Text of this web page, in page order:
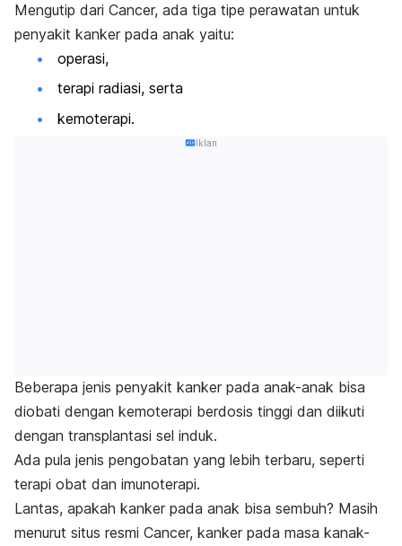
Mengutip dari Cancer, ada tiga tipe perawatan untuk
penyakit kanker pada anak yaitu:
operasi,
terapi radiasi, serta
kemoterapi.
Iklan
Beberapa jenis penyakit kanker pada anak-anak bisa
diobati dengan kemoterapi berdosis tinggi dan diikuti
dengan transplantasi sel induk.
Ada pula jenis pengobatan yang lebih terbaru, seperti
terapi obat dan imunoterapi.
Lantas, apakah kanker pada anak bisa sembuh? Masih
menurut situs resmi Cancer, kanker pada masa kanak-